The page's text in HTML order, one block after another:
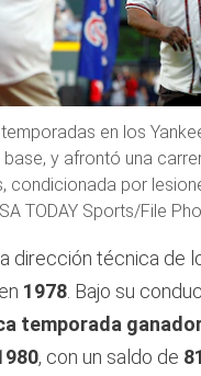
en los
y afrontó una
condicionada por
TODAY Sports/File
dirección técnica de
1978 . Bajo su
temporada
, con un saldo de